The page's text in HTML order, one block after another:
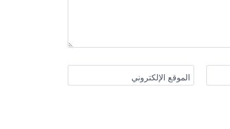
الموقع الإلكتروني